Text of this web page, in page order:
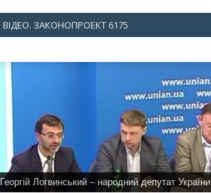
ВІДЕО. ЗАКОНОПРОЕКТ 6175
Георгій Логвинський – народний депутат України